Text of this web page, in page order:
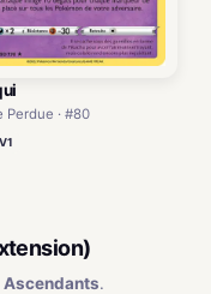
Perdue · #80
Ascendants.